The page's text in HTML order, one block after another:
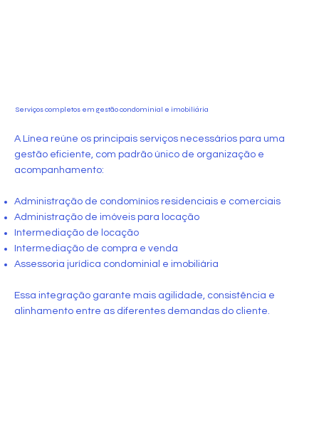
Serviços completos em gestão condominial e imobiliária
A Línea reúne os principais serviços necessários para uma
gestão eficiente, com padrão único de organização e
acompanhamento:
Administração de condomínios residenciais e comerciais
Administração de imóveis para locação
Intermediação de locação
Intermediação de compra e venda
Assessoria jurídica condominial e imobiliária
Essa integração garante mais agilidade, consistência e
alinhamento entre as diferentes demandas do cliente.